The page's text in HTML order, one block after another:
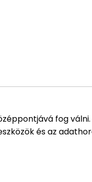
fog válni.
és az